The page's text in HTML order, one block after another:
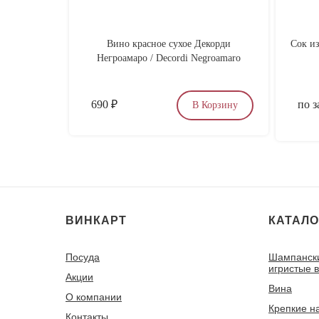
Вино красное сухое Декорди
Негроамаро / Decordi Negroamaro
690 ₽ В Корзину
Сок
по
ВИНКАРТ
Посуда
Акции
О компании
игристые
Вина
Крепкие